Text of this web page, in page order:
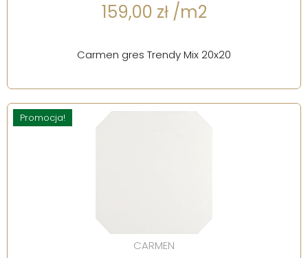
159,00 zł /m2
Carmen gres Trendy Mix 20x20
Promocja!
CARMEN